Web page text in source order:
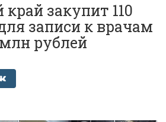
закупит 110
записи к врачам
рублей